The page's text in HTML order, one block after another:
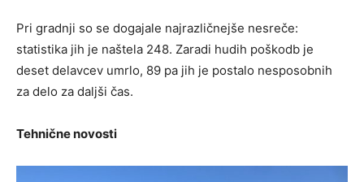
Pri gradnji so se dogajale najrazličnejše nesreče:
statistika jih je naštela 248. Zaradi hudih poškodb je
deset delavcev umrlo, 89 pa jih je postalo nesposobnih
za delo za daljši čas.
Tehnične novosti